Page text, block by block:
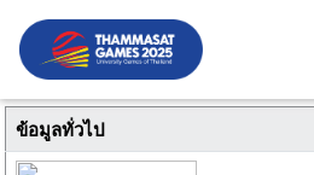
ข้อมูลทั่วไป